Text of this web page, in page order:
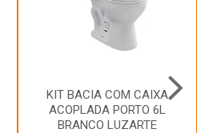
KIT BACIA COM CAIXA
ACOPLADA PORTO 6L
BRANCO LUZARTE